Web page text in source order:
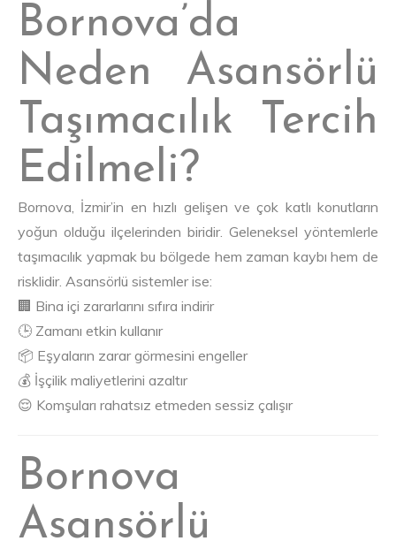
Bornova’da
Neden Asansörlü
Taşımacılık Tercih
Edilmeli?
Bornova, İzmir’in en hızlı gelişen ve çok katlı konutların
yoğun olduğu ilçelerinden biridir. Geleneksel yöntemlerle
taşımacılık yapmak bu bölgede hem zaman kaybı hem de
risklidir. Asansörlü sistemler ise:
🏢 Bina içi zararlarını sıfıra indirir
🕒 Zamanı etkin kullanır
📦 Eşyaların zarar görmesini engeller
💰 İşçilik maliyetlerini azaltır
😌 Komşuları rahatsız etmeden sessiz çalışır
Bornova
Asansörlü